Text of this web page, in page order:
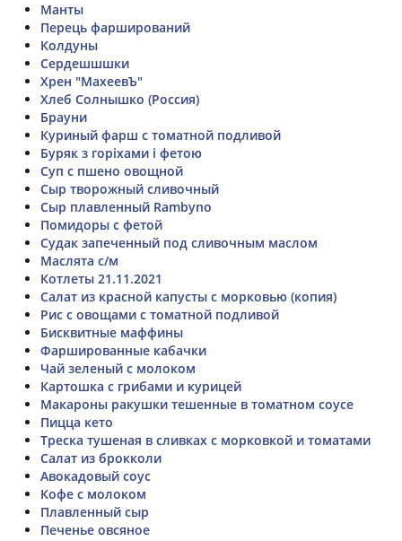
Манты
Перець фарширований
Колдуны
Сердешшшки
Хрен "МахеевЪ"
Хлеб Солнышко (Россия)
Брауни
Куриный фарш с томатной подливой
Буряк з горіхами і фетою
Суп с пшено овощной
Сыр творожный сливочный
Сыр плавленный Rambyno
Помидоры с фетой
Судак запеченный под сливочным маслом
Маслята с/м
Котлеты 21.11.2021
Салат из красной капусты с морковью (копия)
Рис с овощами с томатной подливой
Бисквитные маффины
Фаршированные кабачки
Чай зеленый с молоком
Картошка с грибами и курицей
Макароны ракушки тешенные в томатном соусе
Пицца кето
Треска тушеная в сливках с морковкой и томатами
Салат из брокколи
Авокадовый соус
Кофе с молоком
Плавленный сыр
Печенье овсяное